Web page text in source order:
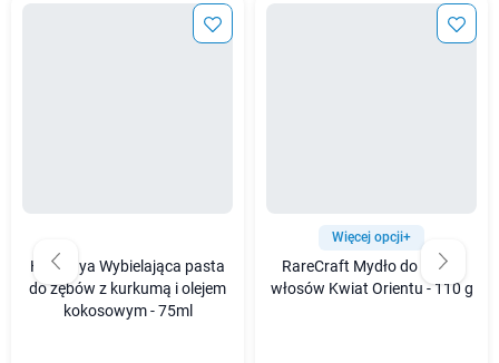
Himalaya Wybielająca pasta
do zębów z kurkumą i olejem
kokosowym - 75ml
Więcej opcji+
RareCraft Mydło do mycia
włosów Kwiat Orientu - 110 g